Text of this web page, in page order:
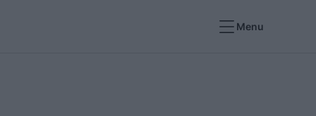
Menu